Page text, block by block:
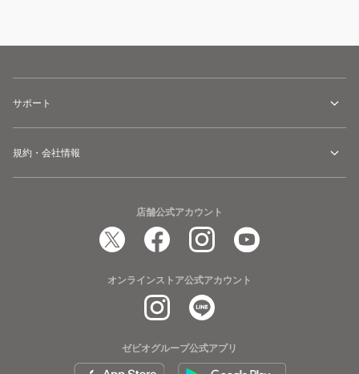
サポート
規約・会社情報
店舗公式アカウント
オンラインストア公式アカウント
ゼビオグループ公式アプリ